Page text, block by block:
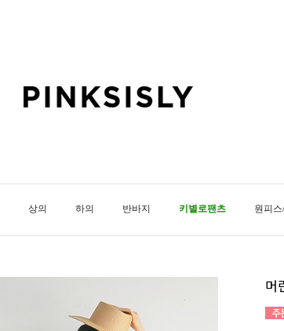
상의 하의 반바지 키별로팬츠 원피
머